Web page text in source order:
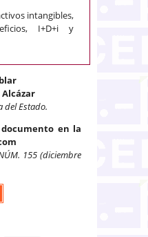
intangibles,
I+D+i y
Alcázar
del Estado.
en la
NÚM. 155 (diciembre